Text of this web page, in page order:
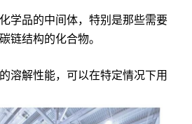
学品的中间体，特别是那些需要
链结构的化合物。
溶解性能，可以在特定情况下用